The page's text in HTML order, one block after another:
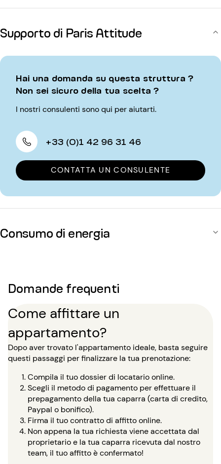
Supporto di Paris Attitude
Hai una domanda su questa struttura ?
Non sei sicuro della tua scelta ?
I nostri consulenti sono qui per aiutarti.
+33 (0)1 42 96 31 46
CONTATTA UN CONSULENTE
Consumo di energia
Domande frequenti
Come affittare un
appartamento?
Dopo aver trovato l'appartamento ideale, basta seguire
questi passaggi per finalizzare la tua prenotazione:
Compila il tuo dossier di locatario online.
Scegli il metodo di pagamento per effettuare il
prepagamento della tua caparra (carta di credito,
Paypal o bonifico).
Firma il tuo contratto di affitto online.
Non appena la tua richiesta viene accettata dal
proprietario e la tua caparra ricevuta dal nostro
team, il tuo affitto è confermato!